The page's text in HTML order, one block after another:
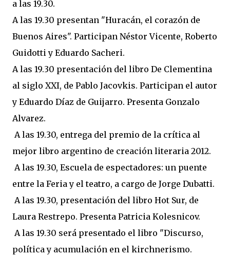
a las 19.30.
A las 19.30 presentan "Huracán, el corazón de
Buenos Aires". Participan Néstor Vicente, Roberto
Guidotti y Eduardo Sacheri.
A las 19.30 presentación del libro De Clementina
al siglo XXI, de Pablo Jacovkis. Participan el autor
y Eduardo Díaz de Guijarro. Presenta Gonzalo
Alvarez.
A las 19.30, entrega del premio de la crítica al
mejor libro argentino de creación literaria 2012.
A las 19.30, Escuela de espectadores: un puente
entre la Feria y el teatro, a cargo de Jorge Dubatti.
A las 19.30, presentación del libro Hot Sur, de
Laura Restrepo. Presenta Patricia Kolesnicov.
A las 19.30 será presentado el libro "Discurso,
política y acumulación en el kirchnerismo.